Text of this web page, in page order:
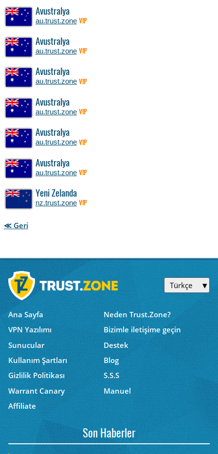
Avustralya
au.trust.zone VIP
Avustralya
au.trust.zone VIP
Avustralya
au.trust.zone VIP
Avustralya
au.trust.zone VIP
Avustralya
au.trust.zone VIP
Avustralya
au.trust.zone VIP
Yeni Zelanda
nz.trust.zone VIP
≪ Geri
Türkçe
Ana Sayfa
Neden Trust.Zone?
VPN Yazılımı
Bizimle iletişime geçin
Sunucular
Destek
Kullanım Şartları
Blog
Gizlilik Politikası
S.S.S
Warrant Canary
Manuel
Affiliate
Son Haberler